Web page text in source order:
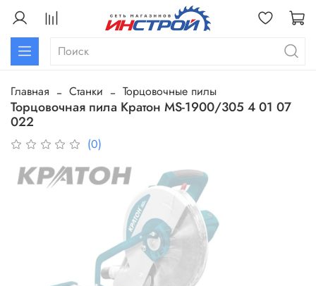
Главная Станки Торцовочные пилы
Торцовочная пила Кратон MS-1900/305 4 01 07
022
(0)